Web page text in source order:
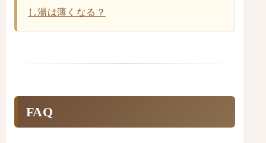
し湯は薄くなる？
FAQ